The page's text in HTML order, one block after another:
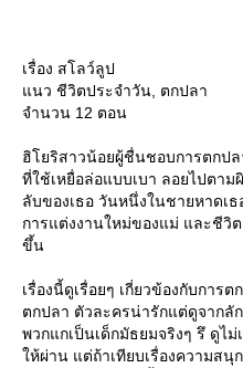
เรื่อง สโลว์ลูป
นว ชีวิตประจำวัน, ตกปลา
จำนวน 12 ตอน
ฮิโยริสาวน้อยผู้ชื่นชอบการตกป
ที่ใช้เหยื่อล่อแบบเบา ลอยไปตา
ลับของเธอ วันหนึ่งในชายหาดเ
การแต่งงานใหม่ของแม่ และชีวิ
ขึ้น
เรื่องนี้ดูเรื่อยๆ เกี่ยวข้องกับการต
ตกปลา ตัวละครน่ารักแต่ดูจากลั
พวกแกเป็นเด็กมัธยมจริงๆ รึ ดูไ
ห้ผ่าน แต่ถ้าเทียบเรื่องความสนุ